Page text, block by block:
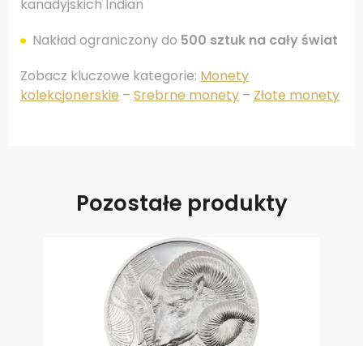
kanadyjskich Indian
Nakład ograniczony do 500 sztuk na cały świat
Zobacz kluczowe kategorie: Monety
kolekcjonerskie – Srebrne monety – Złote monety
Pozostałe produkty